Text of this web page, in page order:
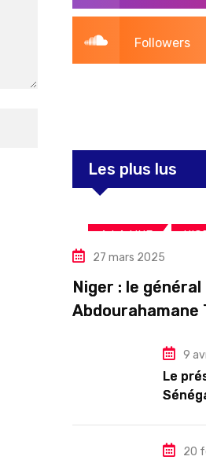
Followers
Les plus lus
A LA UNE
Politique
27 mars 2025
Niger : le général
Abdourahamane
président pour
renouvelables
9
Le
l’arrêt
20